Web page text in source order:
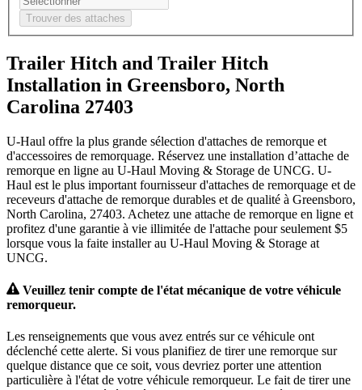
Trouver des attaches
Trailer Hitch and Trailer Hitch
Installation in Greensboro, North
Carolina 27403
U-Haul offre la plus grande sélection d'attaches de remorque et
d'accessoires de remorquage. Réservez une installation d’attache de
remorque en ligne au U-Haul Moving & Storage de UNCG. U-
Haul est le plus important fournisseur d'attaches de remorquage et de
receveurs d'attache de remorque durables et de qualité à Greensboro,
North Carolina, 27403. Achetez une attache de remorque en ligne et
profitez d'une garantie à vie illimitée de l'attache pour seulement $5
lorsque vous la faite installer au U-Haul Moving & Storage at
UNCG.
Veuillez tenir compte de l'état mécanique de votre véhicule
remorqueur.
Les renseignements que vous avez entrés sur ce véhicule ont
déclenché cette alerte. Si vous planifiez de tirer une remorque sur
quelque distance que ce soit, vous devriez porter une attention
particulière à l'état de votre véhicule remorqueur. Le fait de tirer une